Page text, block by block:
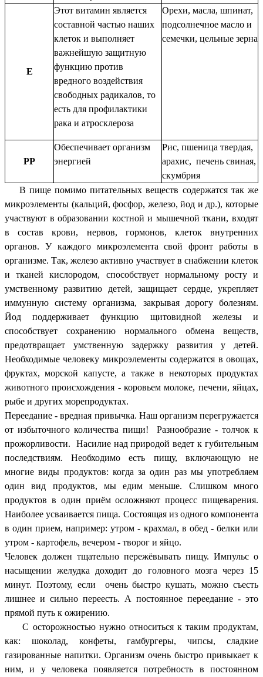
E
Этот витамин является
составной частью наших
клеток и выполняет
важнейшую защитную
функцию против
вредного воздействия
свободных радикалов, то
есть для профилактики
рака и атросклероза
Орехи, масла, шпинат,
подсолнечное масло и
семечки, цельные зерна
PP
Обеспечивает организм
энергией
Рис, пшеница твердая,
арахис, печень свиная,
скумбрия
В пище помимо питательных веществ содержатся так же
микроэлементы (кальций, фосфор, железо, йод и др.), которые
участвуют в образовании костной и мышечной ткани, входят
в состав крови, нервов, гормонов, клеток внутренних
органов. У каждого микроэлемента свой фронт работы в
организме. Так, железо активно участвует в снабжении клеток
и тканей кислородом, способствует нормальному росту и
умственному развитию детей, защищает сердце, укрепляет
иммунную систему организма, закрывая дорогу болезням.
Йод поддерживает функцию щитовидной железы и
способствует сохранению нормального обмена веществ,
предотвращает умственную задержку развития у детей.
Необходимые человеку микроэлементы содержатся в овощах,
фруктах, морской капусте, а также в некоторых продуктах
животного происхождения - коровьем молоке, печени, яйцах,
рыбе и других морепродуктах.
Переедание - вредная привычка. Наш организм перегружается
от избыточного количества пищи! Разнообразие - толчок к
прожорливости. Насилие над природой ведет к губительным
последствиям. Необходимо есть пищу, включающую не
многие виды продуктов: когда за один раз мы употребляем
один вид продуктов, мы едим меньше. Слишком много
продуктов в один приём осложняют процесс пищеварения.
Наиболее усваивается пища. Состоящая из одного компонента
в один прием, например: утром - крахмал, в обед - белки или
утром - картофель, вечером - творог и яйцо.
Человек должен тщательно пережёвывать пищу. Импульс о
насыщении желудка доходит до головного мозга через 15
минут. Поэтому, если очень быстро кушать, можно съесть
лишнее и сильно переесть. А постоянное переедание - это
прямой путь к ожирению.
С осторожностью нужно относиться к таким продуктам,
как: шоколад, конфеты, гамбургеры, чипсы, сладкие
газированные напитки. Организм очень быстро привыкает к
ним, и у человека появляется потребность в постоянном